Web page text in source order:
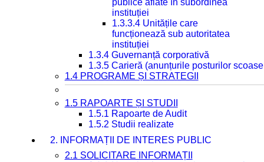
publice aflate în subordinea
instituției
1.3.3.4 Unitățile care
funcționează sub autoritatea
instituției
1.3.4 Guvernanță corporativă
1.3.5 Carieră (anunțurile posturilor
1.4 PROGRAME ȘI STRATEGII
1.5 RAPOARTE ȘI STUDII
1.5.1 Rapoarte de Audit
1.5.2 Studii realizate
2. INFORMAȚII DE INTERES PUBLIC
2.1 SOLICITARE INFORMAȚII